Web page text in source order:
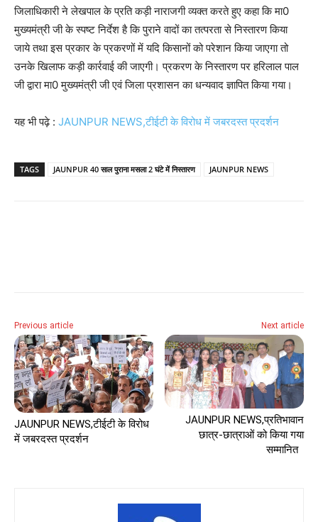
जिलाधिकारी ने लेखपाल के प्रति कड़ी नाराजगी व्यक्त करते हुए कहा कि मा0
मुख्यमंत्री जी के स्पष्ट निर्देश है कि पुराने वादों का तत्परता से निस्तारण किया
जाये तथा इस प्रकार के प्रकरणों में यदि किसानों को परेशान किया जाएगा तो
उनके खिलाफ कड़ी कार्रवाई की जाएगी। प्रकरण के निस्तारण पर हरिलाल पाल
जी द्वारा मा0 मुख्यमंत्री जी एवं जिला प्रशासन का धन्यवाद ज्ञापित किया गया।
यह भी पढ़े : JAUNPUR NEWS,टीईटी के विरोध में जबरदस्त प्रदर्शन
TAGS JAUNPUR 40 साल पुराना मसला 2 घंटे में निस्तारण JAUNPUR NEWS
Previous article
JAUNPUR NEWS,टीईटी के विरोध
में जबरदस्त प्रदर्शन
Next article
JAUNPUR NEWS,प्रतिभावान
छात्र-छात्राओं को किया गया
सम्मानित